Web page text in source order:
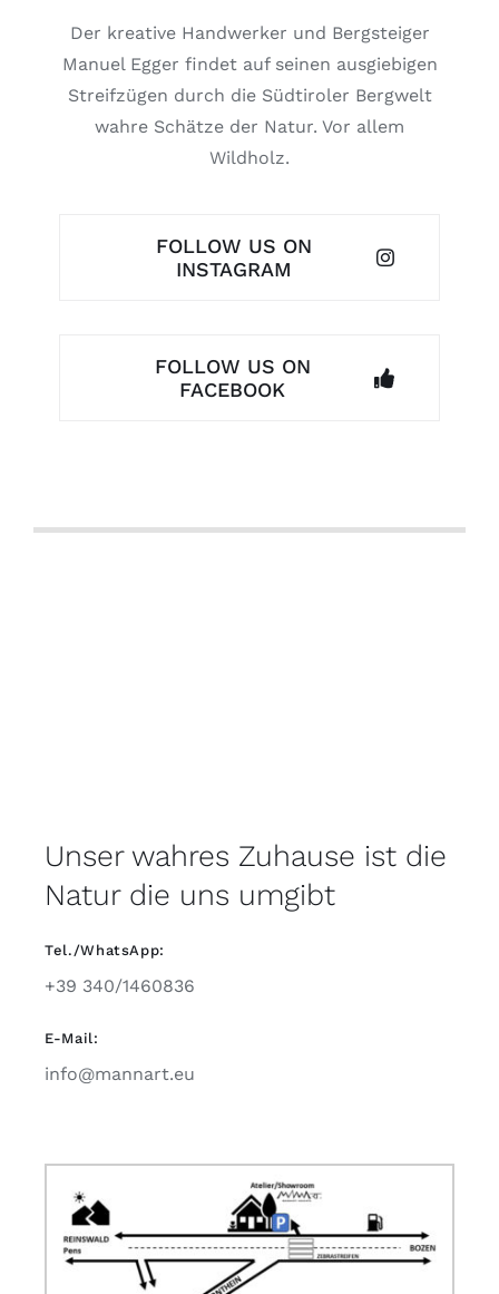
Der kreative Handwerker und Bergsteiger
Manuel Egger findet auf seinen ausgiebigen
Streifzügen durch die Südtiroler Bergwelt
wahre Schätze der Natur. Vor allem
Wildholz.
FOLLOW US ON
INSTAGRAM
FOLLOW US ON
FACEBOOK
Unser wahres Zuhause ist die
Natur die uns umgibt
Tel./WhatsApp:
+39 340/1460836
E-Mail:
info@mannart.eu